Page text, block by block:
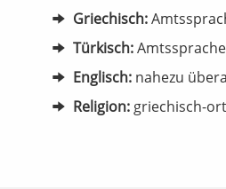
Griechisch:
Türkisch:
Englisch: nahezu
Religion: griechisch-